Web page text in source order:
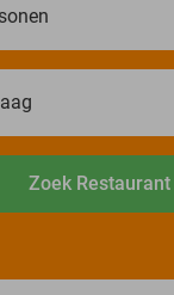
Zoek Restaurant